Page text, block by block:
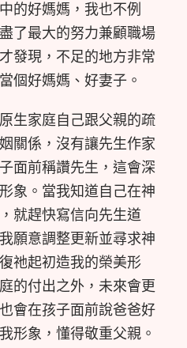
的好媽媽，我也不例
了最大的努力兼顧職場
發現，不足的地方非常
個好媽媽、好妻子。
生家庭自己跟父親的疏
關係，沒有讓先生作家
面前稱讚先生，這會深
象。當我知道自己在神
就趕快寫信向先生道
願意調整更新並尋求神
祂起初造我的榮美形
的付出之外，未來會更
會在孩子面前說爸爸好
形象，懂得敬重父親。